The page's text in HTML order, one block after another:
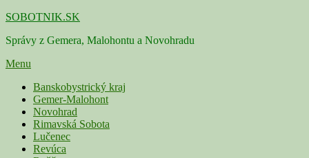
Skip
content
SOBOTNIK.SK
Správy z Gemera, Malohontu a Novohradu
Menu
Primárne
menu
Banskobystrický kraj
Gemer-Malohont
Novohrad
Rimavská Sobota
Lučenec
Revúca